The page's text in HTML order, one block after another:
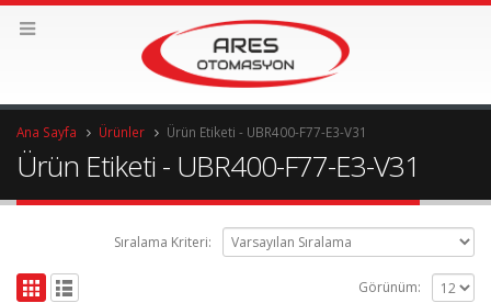
Ana Sayfa Ürünler Ürün Etiketi - UBR400-F77-E3-V31
Ürün Etiketi - UBR400-F77-E3-V31
Sıralama Kriteri:
Görünüm: